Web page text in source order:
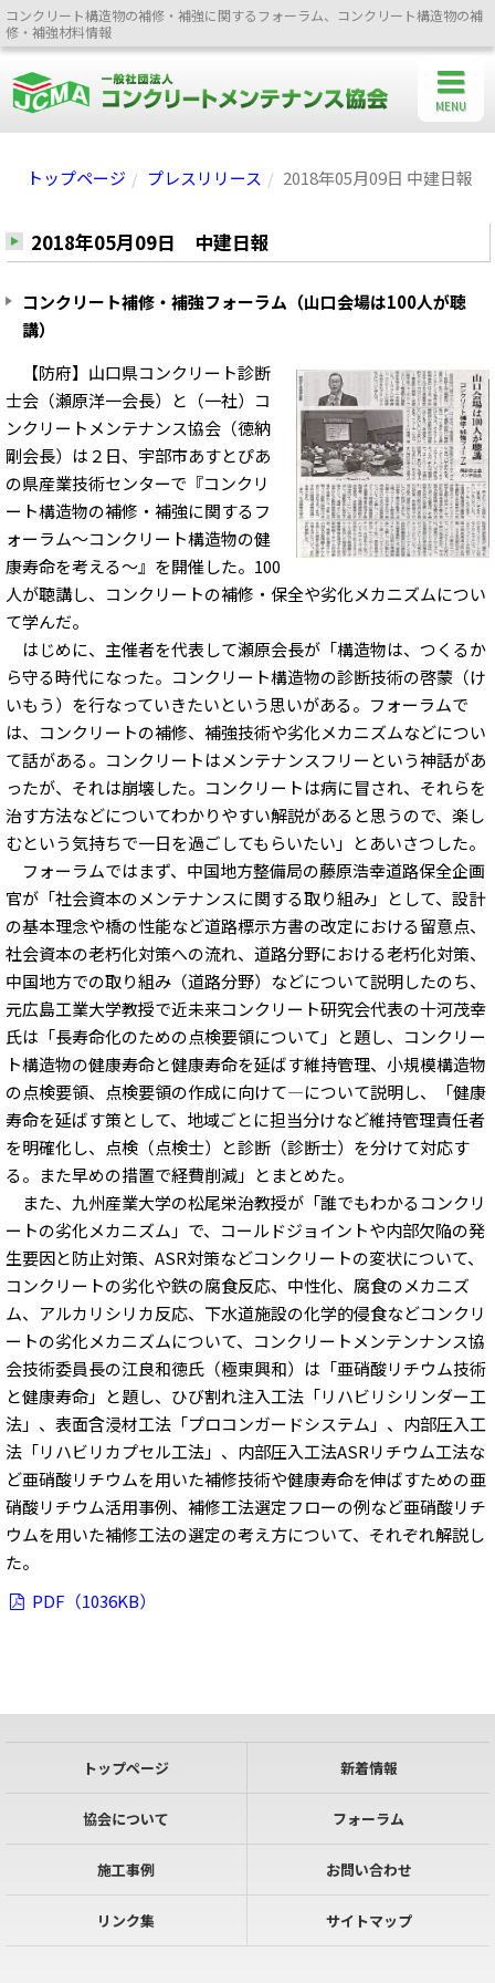
コンクリート構造物の補修・補強に関するフォーラム、コンクリート構造物の補
修・補強材料情報
トップページ プレスリリース 2018年05月09日 中建日報
2018年05月09日 中建日報
コンクリート補修・補強フォーラム（山口会場は100人が聴
講）
【防府】山口県コンクリート診断
士会（瀬原洋一会長）と（一社）コ
ンクリートメンテナンス協会（徳納
剛会長）は２日、宇部市あすとぴあ
の県産業技術センターで『コンクリ
ート構造物の補修・補強に関するフ
ォーラム～コンクリート構造物の健
康寿命を考える～』を開催した。100
人が聴講し、コンクリートの補修・保全や劣化メカニズムについ
て学んだ。
はじめに、主催者を代表して瀬原会長が「構造物は、つくるか
ら守る時代になった。コンクリート構造物の診断技術の啓蒙（け
いもう）を行なっていきたいという思いがある。フォーラムで
は、コンクリートの補修、補強技術や劣化メカニズムなどについ
て話がある。コンクリートはメンテナンスフリーという神話があ
ったが、それは崩壊した。コンクリートは病に冒され、それらを
治す方法などについてわかりやすい解説があると思うので、楽し
むという気持ちで一日を過ごしてもらいたい」とあいさつした。
フォーラムではまず、中国地方整備局の藤原浩幸道路保全企画
官が「社会資本のメンテナンスに関する取り組み」として、設計
の基本理念や橋の性能など道路標示方書の改定における留意点、
社会資本の老朽化対策への流れ、道路分野における老朽化対策、
中国地方での取り組み（道路分野）などについて説明したのち、
元広島工業大学教授で近未来コンクリート研究会代表の十河茂幸
氏は「長寿命化のための点検要領について」と題し、コンクリー
ト構造物の健康寿命と健康寿命を延ばす維持管理、小規模構造物
の点検要領、点検要領の作成に向けて―について説明し、「健康
寿命を延ばす策として、地域ごとに担当分けなど維持管理責任者
を明確化し、点検（点検士）と診断（診断士）を分けて対応す
る。また早めの措置で経費削減」とまとめた。
また、九州産業大学の松尾栄治教授が「誰でもわかるコンクリ
ートの劣化メカニズム」で、コールドジョイントや内部欠陥の発
生要因と防止対策、ASR対策などコンクリートの変状について、
コンクリートの劣化や鉄の腐食反応、中性化、腐食のメカニズ
ム、アルカリシリカ反応、下水道施設の化学的侵食などコンクリ
ートの劣化メカニズムについて、コンクリートメンテンナンス協
会技術委員長の江良和徳氏（極東興和）は「亜硝酸リチウム技術
と健康寿命」と題し、ひび割れ注入工法「リハビリシリンダー工
法」、表面含浸材工法「プロコンガードシステム」、内部圧入工
法「リハビリカプセル工法」、内部圧入工法ASRリチウム工法な
ど亜硝酸リチウムを用いた補修技術や健康寿命を伸ばすための亜
硝酸リチウム活用事例、補修工法選定フローの例など亜硝酸リチ
ウムを用いた補修工法の選定の考え方について、それぞれ解説し
た。
PDF（1036KB）
トップページ 新着情報
協会について フォーラム
施工事例 お問い合わせ
リンク集 サイトマップ
MENU